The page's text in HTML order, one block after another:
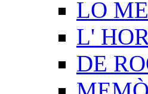
LO
L'
DE